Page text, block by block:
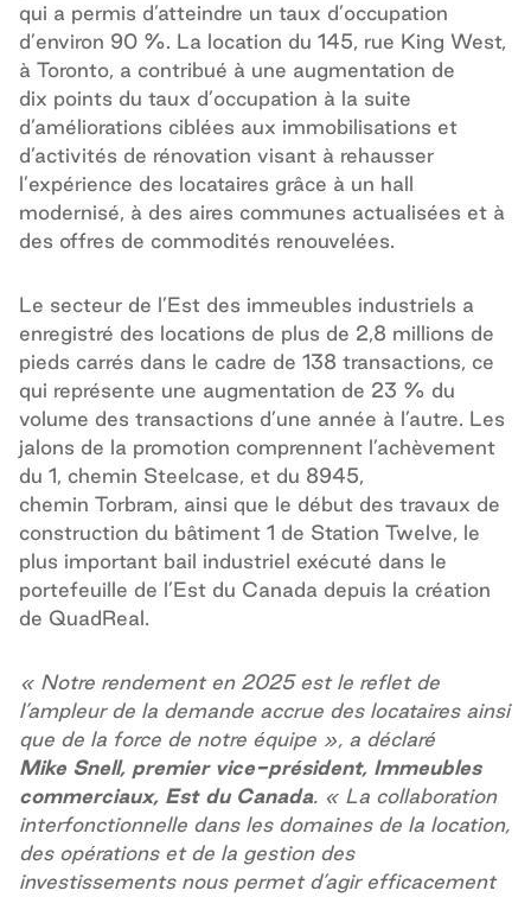
qui a permis d’atteindre un taux d’occupation
d’environ 90 %. La location du 145, rue King West,
à Toronto, a contribué à une augmentation de
dix points du taux d’occupation à la suite
d’améliorations ciblées aux immobilisations et
d’activités de rénovation visant à rehausser
l’expérience des locataires grâce à un hall
modernisé, à des aires communes actualisées et à
des offres de commodités renouvelées.
Le secteur de l’Est des immeubles industriels a
enregistré des locations de plus de 2,8 millions de
pieds carrés dans le cadre de 138 transactions, ce
qui représente une augmentation de 23 % du
volume des transactions d’une année à l’autre. Les
jalons de la promotion comprennent l’achèvement
du 1, chemin Steelcase, et du 8945,
chemin Torbram, ainsi que le début des travaux de
construction du bâtiment 1 de Station Twelve, le
plus important bail industriel exécuté dans le
portefeuille de l’Est du Canada depuis la création
de QuadReal.
« Notre rendement en 2025 est le reflet de
l’ampleur de la demande accrue des locataires ainsi
que de la force de notre équipe », a déclaré
Mike Snell, premier vice-président, Immeubles
commerciaux, Est du Canada. « La collaboration
interfonctionnelle dans les domaines de la location,
des opérations et de la gestion des
investissements nous permet d’agir efficacement